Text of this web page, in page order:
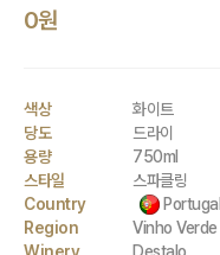
0원
색상
화이트
당도
드라이
용량
750ml
스타일
스파클링
Country
Portugal
Region
Vinho Verde